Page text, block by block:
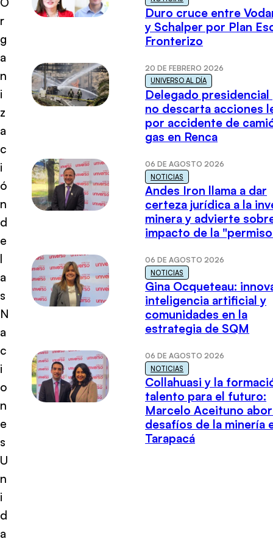
r
g
a
n
i
z
a
c
i
ó
n
d
e
l
a
s
N
a
c
i
o
n
e
s
U
n
i
d
a
Duro cruce entre
y Schalper por Plan
Fronterizo
20 DE FEBRERO 2026
UNIVERSO AL DÍA
Delegado presidencial
no descarta acciones
por accidente de
gas en Renca
06 DE AGOSTO 2026
NOTICIAS
Andes Iron llama a dar
certeza jurídica a la
minera y advierte
impacto de la
06 DE AGOSTO 2026
NOTICIAS
Gina Ocqueteau:
inteligencia artificial y
comunidades en la
estrategia de SQM
06 DE AGOSTO 2026
NOTICIAS
Collahuasi y la
talento para el futuro:
Marcelo Aceituno
desafíos de la minería
Tarapacá